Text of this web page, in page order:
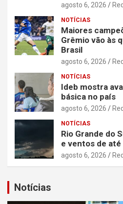
agosto 6, 2026
NOTÍCIAS
Maiores
Grêmio vão às
Brasil
agosto 6, 2026
NOTÍCIAS
Ideb mostra
básica no país
agosto 6, 2026
NOTÍCIAS
Rio Grande do
e ventos de
agosto 6, 2026
Notícias